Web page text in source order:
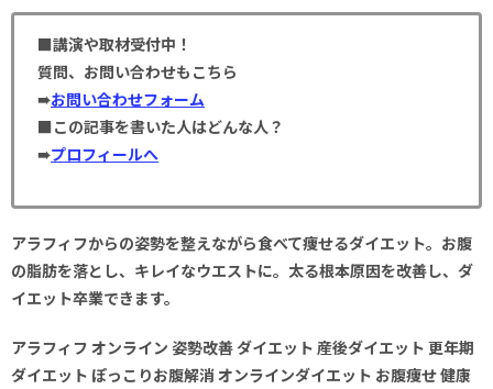
■講演や取材受付中！
質問、お問い合わせもこちら
➠お問い合わせフォーム
■この記事を書いた人はどんな人？
➠プロフィールへ
アラフィフからの姿勢を整えながら食べて痩せるダイエット。お腹
の脂肪を落とし、キレイなウエストに。太る根本原因を改善し、ダ
イエット卒業できます。
アラフィフ オンライン 姿勢改善 ダイエット 産後ダイエット 更年期
ダイエット ぽっこりお腹解消 オンラインダイエット お腹痩せ 健康